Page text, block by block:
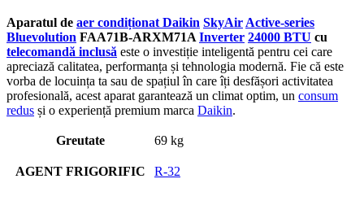
Aparatul de aer condiționat Daikin SkyAir Active-series
Bluevolution FAA71B-ARXM71A Inverter 24000 BTU cu
telecomandă inclusă este o investiție inteligentă pentru cei care
apreciază calitatea, performanța și tehnologia modernă. Fie că este
vorba de locuința ta sau de spațiul în care îți desfășori activitatea
profesională, acest aparat garantează un climat optim, un consum
redus și o experiență premium marca Daikin.
Greutate 69 kg
AGENT FRIGORIFIC R-32